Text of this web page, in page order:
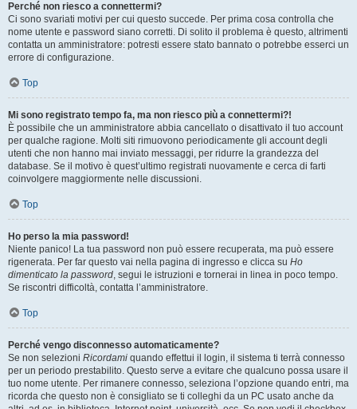
Perché non riesco a connettermi?
Ci sono svariati motivi per cui questo succede. Per prima cosa controlla che
nome utente e password siano corretti. Di solito il problema è questo, altrimenti
contatta un amministratore: potresti essere stato bannato o potrebbe esserci un
errore di configurazione.
Top
Mi sono registrato tempo fa, ma non riesco più a connettermi?!
È possibile che un amministratore abbia cancellato o disattivato il tuo account
per qualche ragione. Molti siti rimuovono periodicamente gli account degli
utenti che non hanno mai inviato messaggi, per ridurre la grandezza del
database. Se il motivo è quest’ultimo registrati nuovamente e cerca di farti
coinvolgere maggiormente nelle discussioni.
Top
Ho perso la mia password!
Niente panico! La tua password non può essere recuperata, ma può essere
rigenerata. Per far questo vai nella pagina di ingresso e clicca su Ho
dimenticato la password, segui le istruzioni e tornerai in linea in poco tempo.
Se riscontri difficoltà, contatta l’amministratore.
Top
Perché vengo disconnesso automaticamente?
Se non selezioni Ricordami quando effettui il login, il sistema ti terrà connesso
per un periodo prestabilito. Questo serve a evitare che qualcuno possa usare il
tuo nome utente. Per rimanere connesso, seleziona l’opzione quando entri, ma
ricorda che questo non è consigliato se ti colleghi da un PC usato anche da